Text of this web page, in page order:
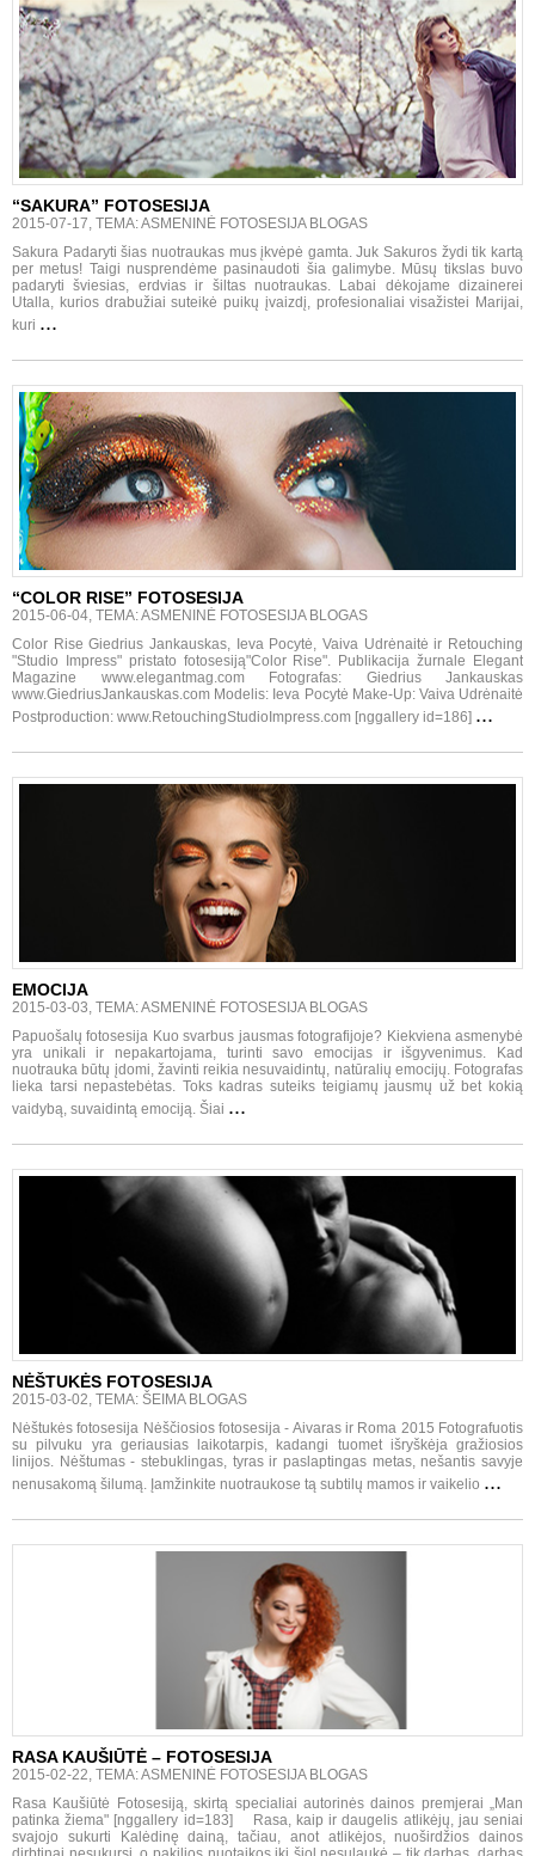
“SAKURA” FOTOSESIJA
2015-07-17, TEMA: ASMENINĖ FOTOSESIJA BLOGAS
Sakura Padaryti šias nuotraukas mus įkvėpė gamta. Juk Sakuros žydi tik kartą
per metus! Taigi nusprendėme pasinaudoti šia galimybe. Mūsų tikslas buvo
padaryti šviesias, erdvias ir šiltas nuotraukas. Labai dėkojame dizainerei
Utalla, kurios drabužiai suteikė puikų įvaizdį, profesionaliai visažistei Marijai,
kuri ...
“COLOR RISE” FOTOSESIJA
2015-06-04, TEMA: ASMENINĖ FOTOSESIJA BLOGAS
Color Rise Giedrius Jankauskas, Ieva Pocytė, Vaiva Udrėnaitė ir Retouching
"Studio Impress" pristato fotosesiją"Color Rise". Publikacija žurnale Elegant
Magazine www.elegantmag.com Fotografas: Giedrius Jankauskas
www.GiedriusJankauskas.com Modelis: Ieva Pocytė Make-Up: Vaiva Udrėnaitė
Postproduction: www.RetouchingStudioImpress.com [nggallery id=186] ...
EMOCIJA
2015-03-03, TEMA: ASMENINĖ FOTOSESIJA BLOGAS
Papuošalų fotosesija Kuo svarbus jausmas fotografijoje? Kiekviena asmenybė
yra unikali ir nepakartojama, turinti savo emocijas ir išgyvenimus. Kad
nuotrauka būtų įdomi, žavinti reikia nesuvaidintų, natūralių emocijų. Fotografas
lieka tarsi nepastebėtas. Toks kadras suteiks teigiamų jausmų už bet kokią
vaidybą, suvaidintą emociją. Šiai ...
NĖŠTUKĖS FOTOSESIJA
2015-03-02, TEMA: ŠEIMA BLOGAS
Nėštukės fotosesija Nėščiosios fotosesija - Aivaras ir Roma 2015 Fotografuotis
su pilvuku yra geriausias laikotarpis, kadangi tuomet išryškėja gražiosios
linijos. Nėštumas - stebuklingas, tyras ir paslaptingas metas, nešantis savyje
nenusakomą šilumą. Įamžinkite nuotraukose tą subtilų mamos ir vaikelio ...
RASA KAUŠIŪTĖ – FOTOSESIJA
2015-02-22, TEMA: ASMENINĖ FOTOSESIJA BLOGAS
Rasa Kaušiūtė Fotosesiją, skirtą specialiai autorinės dainos premjerai „Man
patinka žiema" [nggallery id=183] Rasa, kaip ir daugelis atlikėjų, jau seniai
svajojo sukurti Kalėdinę dainą, tačiau, anot atlikėjos, nuoširdžios dainos